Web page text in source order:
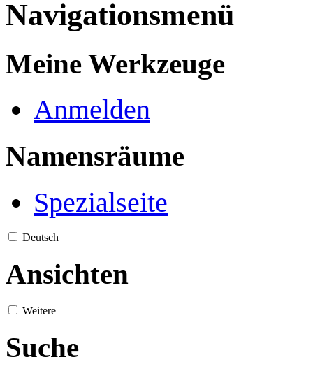
Navigationsmenü
Meine Werkzeuge
Anmelden
Namensräume
Spezialseite
Deutsch
Ansichten
Weitere
Suche